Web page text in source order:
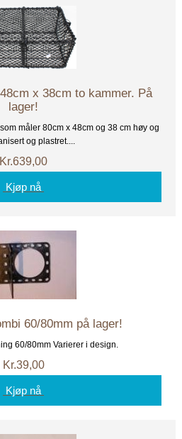
x 38cm to kammer. På
lager!
måler 80cm x 48cm og 38 cm høy og
og plastret....
Kr.639,00
Kjøp nå
60/80mm på lager!
60/80mm Varierer i design.
Kr.39,00
Kjøp nå